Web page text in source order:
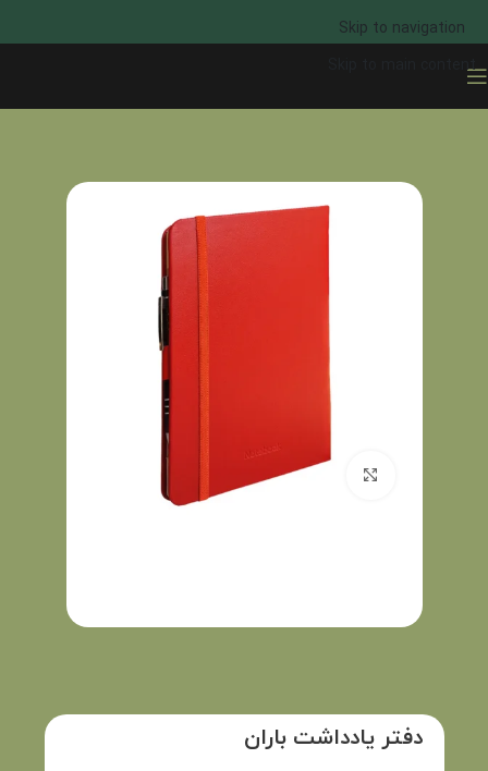
Skip to navigation
Skip to main content
برای بزرگنمایی کلیک کنید
دفتر یادداشت باران